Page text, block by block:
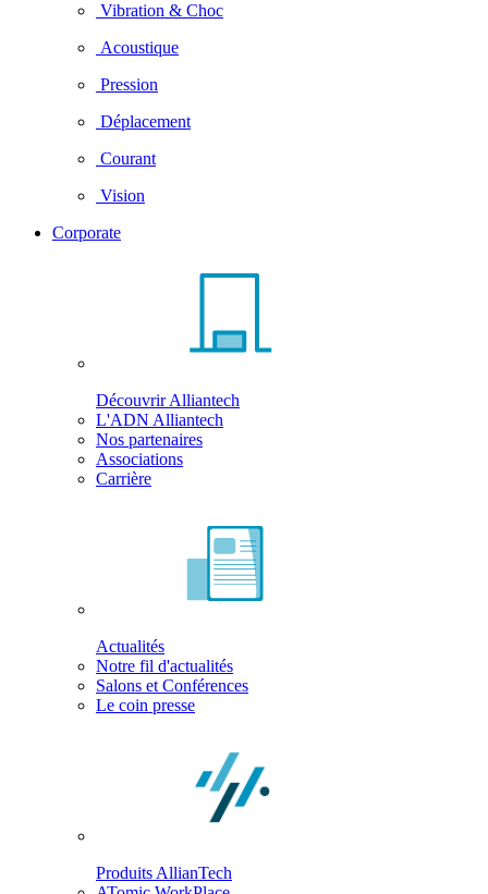
Vibration & Choc
Acoustique
Pression
Déplacement
Courant
Vision
Corporate
Découvrir Alliantech
L'ADN Alliantech
Nos partenaires
Associations
Carrière
Actualités
Notre fil d'actualités
Salons et Conférences
Le coin presse
Produits AllianTech